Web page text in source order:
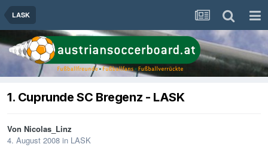
LASK
1. Cuprunde SC Bregenz - LASK
Von Nicolas_Linz
4. August 2008 in LASK